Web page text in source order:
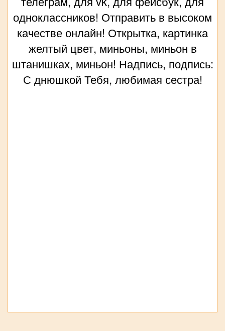
одноклассников! Отправить в высоком
качестве онлайн! Открытка, картинка
желтый цвет, миньоны, миньон в
штанишках, миньон! Надпись, подпись:
С днюшкой Тебя, любимая сестра!